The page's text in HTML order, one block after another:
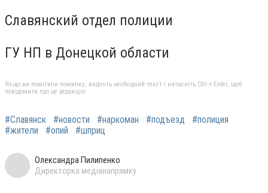
Славянский отдел полиции
ГУ НП в Донецкой области
Якщо ви помітили помилку, виділіть необхідний текст і натисніть Ctrl + Enter, щоб
повідомити про це редакцію
#Славянск #новости #наркоман #подъезд
#полиция
#жители
#опий #шприц
Олександра Пилипенко
Директорка медіанапрямку